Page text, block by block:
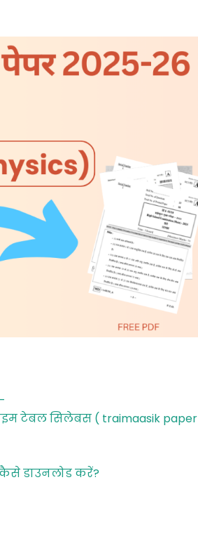
टेबल सिलेबस ( traimaasik paper
कैसे डाउनलोड करें?